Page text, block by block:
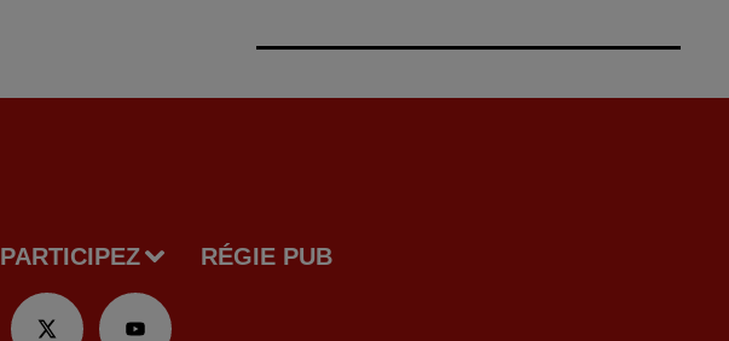
PARTICIPEZ RÉGIE PUB